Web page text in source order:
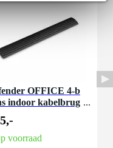
OFFICE 4-b
indoor kabelbrug
voorraad